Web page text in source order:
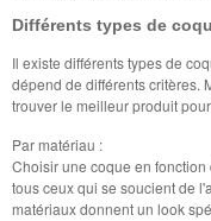
Différents types de
Il existe différents types de
dépend de différents critères.
trouver le meilleur produit
Par matériau :
Choisir une coque en
tous ceux qui se soucient de
matériaux donnent un look